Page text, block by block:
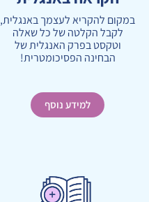
במקום להקריא לעצמך באנגלית,
לקבל הקלטה של כל שאלה
וטקסט בפרק האנגלית של
הבחינה הפסיכומטרית!
למידע נוסף